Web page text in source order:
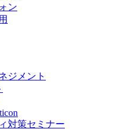
ン
ジメント
対策セミナー